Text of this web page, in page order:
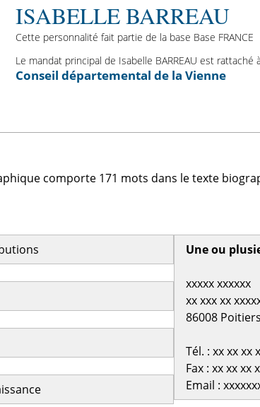
ISABELLE BARREAU
Cette personnalité fait partie de la base Base FRANCE
Le mandat principal de Isabelle BARREAU est rattaché
Conseil départemental de la Vienne
comporte 171 mots dans le texte
Une ou
xxxxx xxxxxx
xx xxx xx
86008
Tél. : xx xx xx
Fax : xx xx xx
Email :